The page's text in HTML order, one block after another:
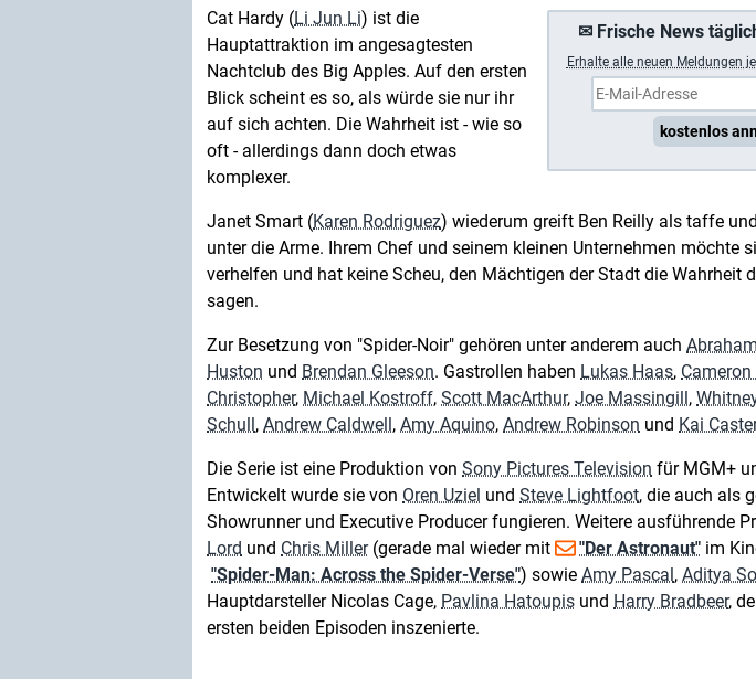
✉ Frische News
Erhalte a lle neuen Meldungen
kostenlos
Cat Hardy (Li Jun Li) ist die
Hauptattraktion im angesagtesten
Nachtclub des Big Apples. Auf den ersten
Blick scheint es so, als würde sie nur ihr
auf sich achten. Die Wahrheit ist - wie so
oft - allerdings dann doch etwas
komplexer.
Janet Smart (Karen Rodriguez) wiederum greift Ben Reilly als taffe
unter die Arme. Ihrem Chef und seinem kleinen Unternehmen möchte
verhelfen und hat keine Scheu, den Mächtigen der Stadt die Wahrheit
sagen.
Zur Besetzung von "Spider-Noir" gehören unter anderem auch
Huston und Brendan Gleeson. Gastrollen haben Lukas Haas,
Christopher, Michael Kostroff, Scott MacArthur, Joe Massingill,
Schull, Andrew Caldwell, Amy Aquino, Andrew Robinson und Kai
Die Serie ist eine Produktion von Sony Pictures Television für MGM+
Entwickelt wurde sie von Oren Uziel und Steve Lightfoot, die auch als
Showrunner und Executive Producer fungieren. Weitere ausführende
Lord und Chris Miller(gerade mal wieder mit "Der Astronaut" im
"Spider-Man: Across the Spider-Verse") sowie Amy Pascal, Aditya
Hauptdarsteller Nicolas Cage, Pavlina Hatoupis und Harry Bradbeer,
ersten beiden Episoden inszenierte.